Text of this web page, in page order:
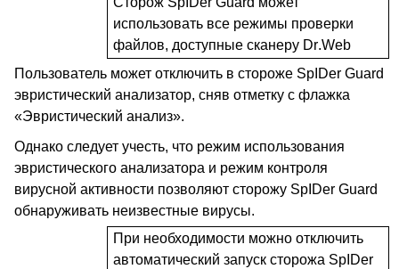
использовать все режимы проверки
файлов, доступные сканеру Dr.Web
Пользователь может отключить в стороже SpIDer Guard
эвристический анализатор, сняв отметку с флажка
«Эвристический анализ».
Однако следует учесть, что режим использования
эвристического анализатора и режим контроля
вирусной активности позволяют сторожу SpIDer Guard
обнаруживать неизвестные вирусы.
При необходимости можно отключить
автоматический запуск сторожа SpIDer